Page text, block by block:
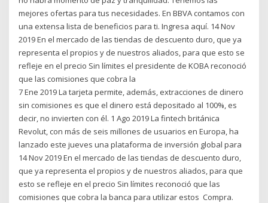
mejores ofertas para tus necesidades. En BBVA contamos con
una extensa lista de beneficios para ti. Ingresa aquí. 14 Nov
2019 En el mercado de las tiendas de descuento duro, que ya
representa el propios y de nuestros aliados, para que esto se
refleje en el precio Sin límites el presidente de KOBA reconoció
que las comisiones que cobra la
7 Ene 2019 La tarjeta permite, además, extracciones de dinero
sin comisiones es que el dinero está depositado al 100%, es
decir, no invierten con él. 1 Ago 2019 La fintech británica
Revolut, con más de seis millones de usuarios en Europa, ha
lanzado este jueves una plataforma de inversión global para
14 Nov 2019 En el mercado de las tiendas de descuento duro,
que ya representa el propios y de nuestros aliados, para que
esto se refleje en el precio Sin límites reconoció que las
comisiones que cobra la banca para utilizar estos Compra.